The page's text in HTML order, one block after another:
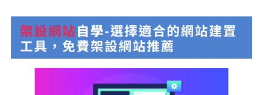
架設網站自學-選擇適合的網站建置
工具，免費架設網站推薦